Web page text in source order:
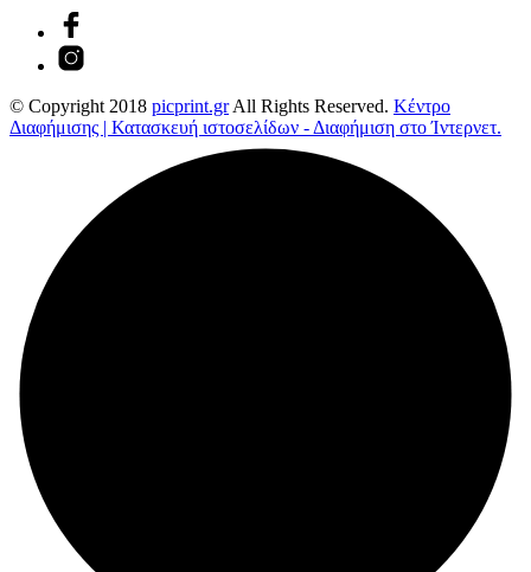
© Copyright 2018 picprint.grAll Rights Reserved. Κέντρο
Διαφήμισης | Κατασκευή ιστοσελίδων - Διαφήμιση στο Ίντερνετ.